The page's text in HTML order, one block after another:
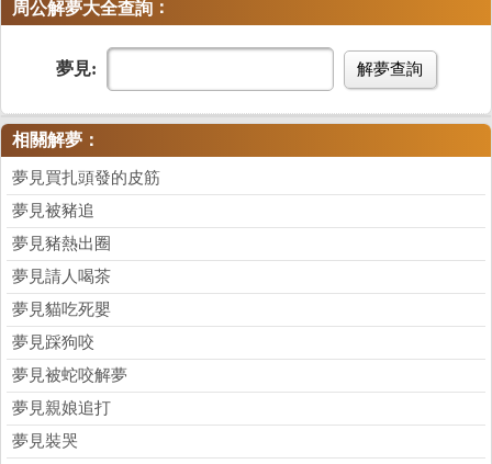
周公解夢大全查詢 ：
夢見: 解夢查詢
相關解夢：
夢見買扎頭發的皮筋
夢見被豬追
夢見豬熱出圈
夢見請人喝茶
夢見貓吃死嬰
夢見踩狗咬
夢見被蛇咬解夢
夢見親娘追打
夢見裝哭